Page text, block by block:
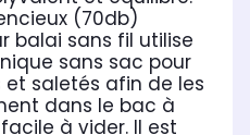
(70db)
balai sans fil utilise
sans sac pour
et saletés afin de les
dans le bac à
à vider. Il est